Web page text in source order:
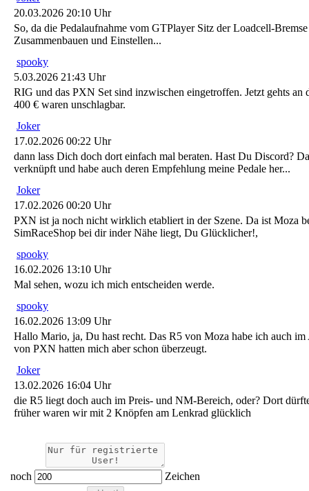
20.03.2026 20:10 Uhr
So, da die Pedalaufnahme vom GTPlayer Sitz der Loadcell-
Zusammenbauen und Einstellen...
spooky
5.03.2026 21:43 Uhr
RIG und das PXN Set sind inzwischen eingetroffen. Jetzt gehts
400 € waren unschlagbar.
Joker
17.02.2026 00:22 Uhr
dann lass Dich doch dort einfach mal beraten. Hast Du Discord?
verknüpft und habe auch deren Empfehlung meine Pedale her...
Joker
17.02.2026 00:20 Uhr
PXN ist ja noch nicht wirklich etabliert in der Szene. Da ist Moza
SimRaceShop bei dir inder Nähe liegt, Du Glücklicher!,
spooky
16.02.2026 13:10 Uhr
Mal sehen, wozu ich mich entscheiden werde.
spooky
16.02.2026 13:09 Uhr
Hallo Mario, ja, Du hast recht. Das R5 von Moza habe ich auch
von PXN hatten mich aber schon überzeugt.
Joker
13.02.2026 16:04 Uhr
die R5 liegt doch auch im Preis- und NM-Bereich, oder? Dort
früher waren wir mit 2 Knöpfen am Lenkrad glücklich
noch Zeichen